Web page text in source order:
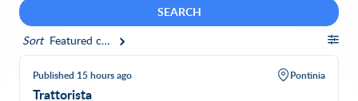
SEARCH
Sort
Featured companies
Published 15 hours ago Pontinia
Trattorista